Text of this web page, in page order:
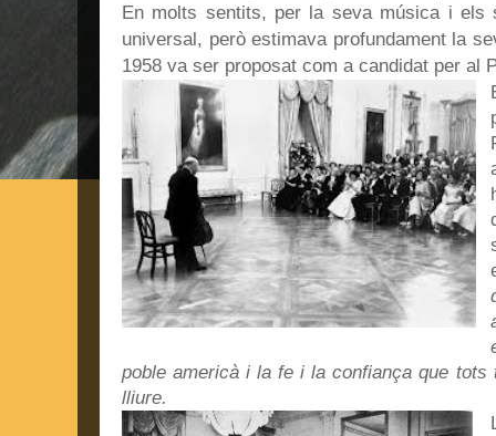
En molts sentits, per la seva música i els
universal, però estimava profundament la
1958 va ser proposat com a candidat per al
poble americà i la fe i la confiança que
lliure.